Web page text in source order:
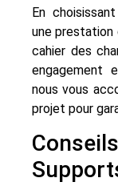
En
une
cahier des
engagement
nous vous
projet pour